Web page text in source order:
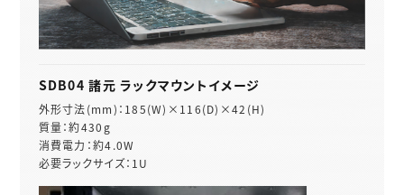
SDB04 諸元 ラックマウントイメージ
外形寸法(mm)：185(W)×116(D)×42(H)
質量：約430g
消費電力：約4.0W
必要ラックサイズ：1U